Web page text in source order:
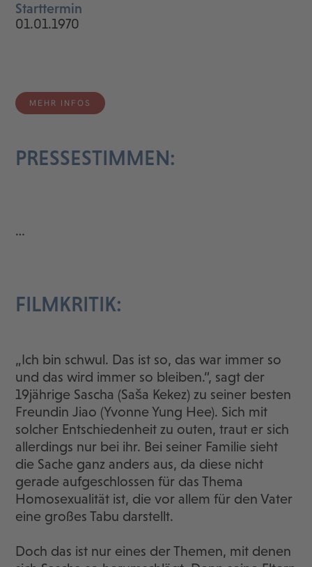
Starttermin
01.01.1970
MEHR INFOS
PRESSESTIMMEN:
…
FILMKRITIK:
„Ich bin schwul. Das ist so, das war immer so
und das wird immer so bleiben.“, sagt der
19jährige Sascha (Saša Kekez) zu seiner besten
Freundin Jiao (Yvonne Yung Hee). Sich mit
solcher Entschiedenheit zu outen, traut er sich
allerdings nur bei ihr. Bei seiner Familie sieht
die Sache ganz anders aus, da diese nicht
gerade aufgeschlossen für das Thema
Homosexualität ist, die vor allem für den Vater
eine großes Tabu darstellt.
Doch das ist nur eines der Themen, mit denen